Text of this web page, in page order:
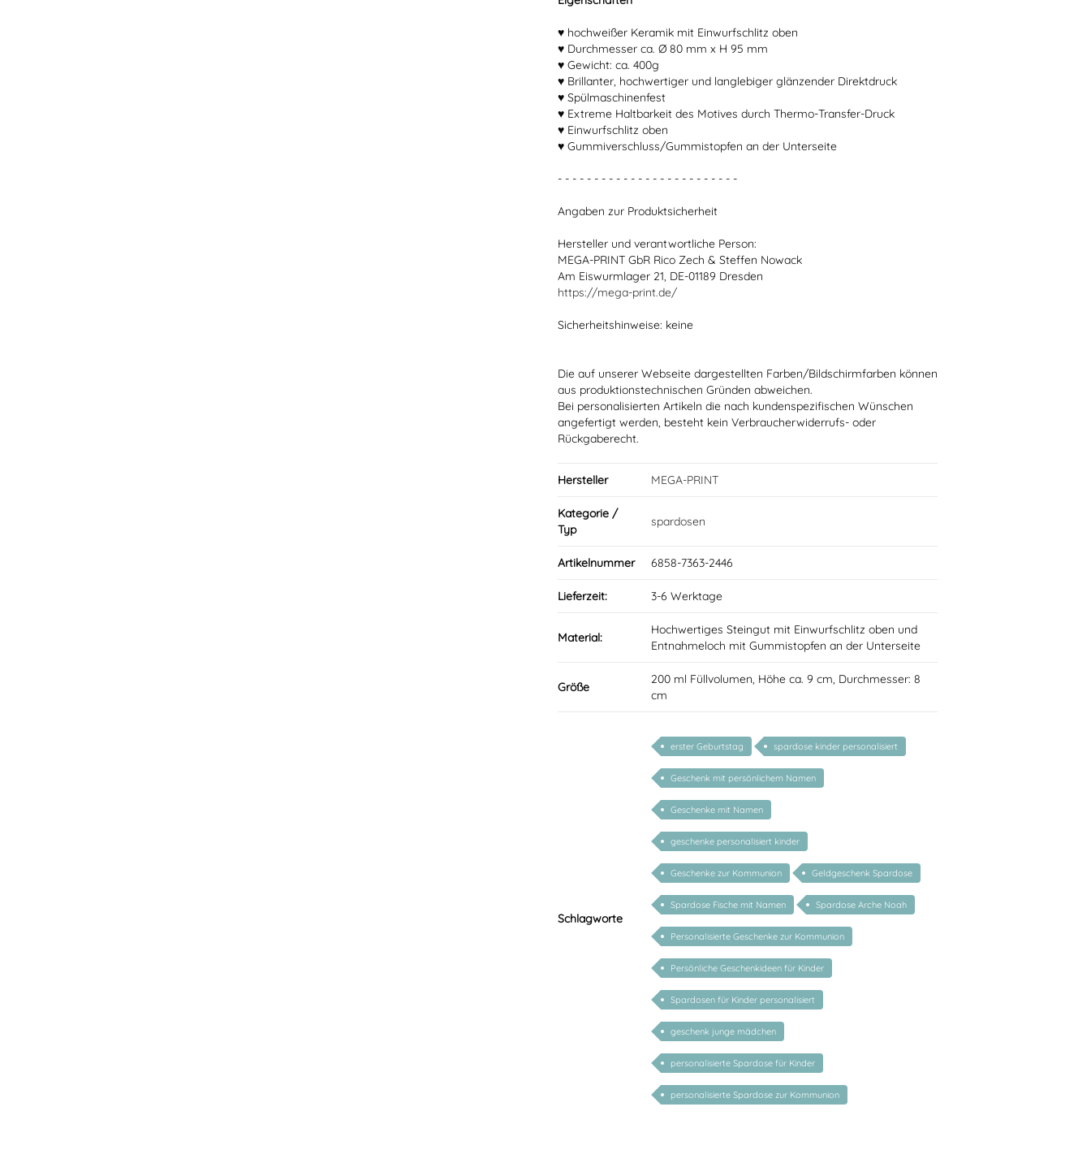
♥ hochweißer Keramik mit Einwurfschlitz oben
♥ Durchmesser ca. Ø 80 mm x H 95 mm
♥ Gewicht: ca. 400g
♥ Brillanter, hochwertiger und langlebiger glänzender Direktdruck
♥ Spülmaschinenfest
♥ Extreme Haltbarkeit des Motives durch Thermo-Transfer-Druck
♥ Einwurfschlitz oben
♥ Gummiverschluss/Gummistopfen an der Unterseite
- - - - - - - - - - - - - - - - - - - - - - - - -
Angaben zur Produktsicherheit
Hersteller und verantwortliche Person:
MEGA-PRINT GbR Rico Zech & Steffen Nowack
Am Eiswurmlager 21, DE-01189 Dresden
https://mega-print.de/
Sicherheitshinweise: keine
Die auf unserer Webseite dargestellten Farben/Bildschirmfarben können
aus produktionstechnischen Gründen abweichen.
Bei personalisierten Artikeln die nach kundenspezifischen Wünschen
angefertigt werden, besteht kein Verbraucherwiderrufs- oder
Rückgaberecht.
Hersteller MEGA-PRINT
Kategorie /
Typ
spardosen
Artikelnummer 6858-7363-2446
Lieferzeit: 3-6 Werktage
Material:
Hochwertiges Steingut mit Einwurfschlitz oben und
Entnahmeloch mit Gummistopfen an der Unterseite
Größe
200 ml Füllvolumen, Höhe ca. 9 cm, Durchmesser: 8
cm
Schlagworte
erster Geburtstag spardose kinder personalisiert
Geschenk mit persönlichem Namen
Geschenke mit Namen
geschenke personalisiert kinder
Geschenke zur Kommunion Geldgeschenk Spardose
Spardose Fische mit Namen Spardose Arche Noah
Personalisierte Geschenke zur Kommunion
Persönliche Geschenkideen für Kinder
Spardosen für Kinder personalisiert
geschenk junge mädchen
personalisierte Spardose für Kinder
personalisierte Spardose zur Kommunion